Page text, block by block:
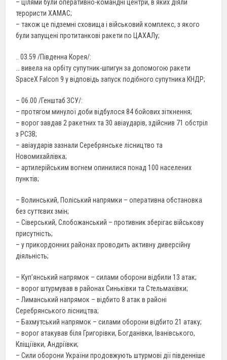
– цілями були оперативно-командні центри, в яких діяли
терористи ХАМАС;
– також це підземні сховища і військовий комплекс, з якого
були запущені протитанкові ракети по ЦАХАЛу;
.. 03.59 /Південна Корея/:
… вивела на орбіту супутник-шпигун за допомогою ракети
SpaceX Falcon 9 у відповідь запуск подібного супутника КНДР;
– 06.00 /Генштаб ЗСУ/:
– протягом минулої доби відбулося 84 бойових зіткнення;
– ворог завдав 2 ракетних та 30 авіаударів, здійснив 71 обстріл
з РСЗВ;
– авіаударів зазнали Серебрянське лісництво та
Новомихайлівка;
– артилерійським вогнем опинилися понад 100 населених
пунктів;
– Волинський, Поліський напрямки – оперативна обстановка
без суттєвих змін;
– Сіверський, Слобожанський – противник зберігає військову
присутність;
– у прикордонних районах проводить активну диверсійну
діяльність;
– Куп’янський напрямок – силами оборони відбили 13 атак;
– ворог штурмував в районах Синьківки та Стельмахівки;
– Лиманський напрямок – відбито 8 атак в районі
Серебрянського лісництва;
– Бахмутський напрямок – силами оборони відбито 21 атаку;
– ворог атакував біля Григорівки, Богданівки, Іванівського,
Кліщіївки, Андріївки;
– Сили оборони України продовжують штурмові дії південніше